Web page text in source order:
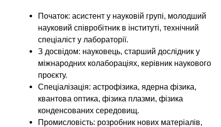
Початок: асистент у науковій групі, молодший
науковий співробітник в інституті, технічний
спеціаліст у лабораторії.
З досвідом: науковець, старший дослідник у
міжнародних колабораціях, керівник наукового
проєкту.
Спеціалізація: астрофізика, ядерна фізика,
квантова оптика, фізика плазми, фізика
конденсованих середовищ.
Промисловість: розробник нових матеріалів,